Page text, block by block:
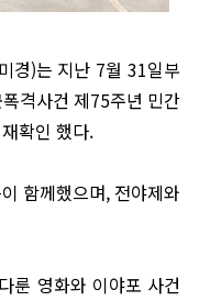
경)는 지난 7월 31일부
격사건 제75주년 민간
확인 했다.
함께했으며, 전야제와
룬 영화와 이야포 사건